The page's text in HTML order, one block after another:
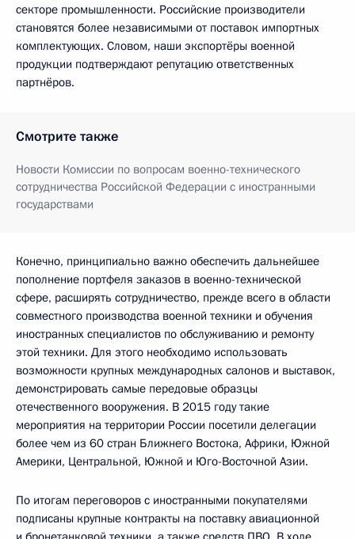
секторе промышленности. Российские производители
становятся более независимыми от поставок импортных
комплектующих. Словом, наши экспортёры военной
продукции подтверждают репутацию ответственных
партнёров.
Смотрите также
Новости Комиссии по вопросам военно-технического
сотрудничества Российской Федерации с иностранными
государствами
Конечно, принципиально важно обеспечить дальнейшее
пополнение портфеля заказов в военно-технической
сфере, расширять сотрудничество, прежде всего в области
совместного производства военной техники и обучения
иностранных специалистов по обслуживанию и ремонту
этой техники. Для этого необходимо использовать
возможности крупных международных салонов и выставок,
демонстрировать самые передовые образцы
отечественного вооружения. В 2015 году такие
мероприятия на территории России посетили делегации
более чем из 60 стран Ближнего Востока, Африки, Южной
Америки, Центральной, Южной и Юго-Восточной Азии.
По итогам переговоров с иностранными покупателями
подписаны крупные контракты на поставку авиационной